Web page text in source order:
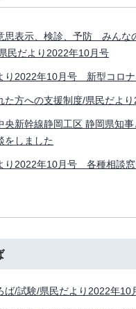
思表示、検診、予防 みんな
民だより2022年10月号
り2022年10月号 新型コロナ
た方への支援制度/県民だよ
央新幹線静岡工区 静岡県知
をしました
り2022年10月号 各種相談窓
ば/試験/県民だより2022年10